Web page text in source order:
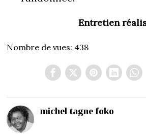
Entretien
Nombre de vues: 438
michel tagne foko